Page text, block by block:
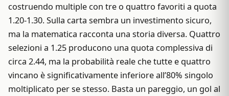
costruendo multiple con tre o quattro favoriti a quota
1.20-1.30. Sulla carta sembra un investimento sicuro,
ma la matematica racconta una storia diversa. Quattro
selezioni a 1.25 producono una quota complessiva di
circa 2.44, ma la probabilità reale che tutte e quattro
vincano è significativamente inferiore all’80% singolo
moltiplicato per se stesso. Basta un pareggio, un gol al